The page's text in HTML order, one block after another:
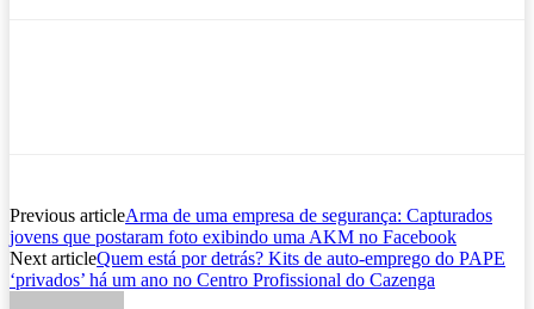
Previous articleArma de uma empresa de segurança: Capturados
jovens que postaram foto exibindo uma AKM no Facebook
Next articleQuem está por detrás? Kits de auto-emprego do PAPE
‘privados’ há um ano no Centro Profissional do Cazenga